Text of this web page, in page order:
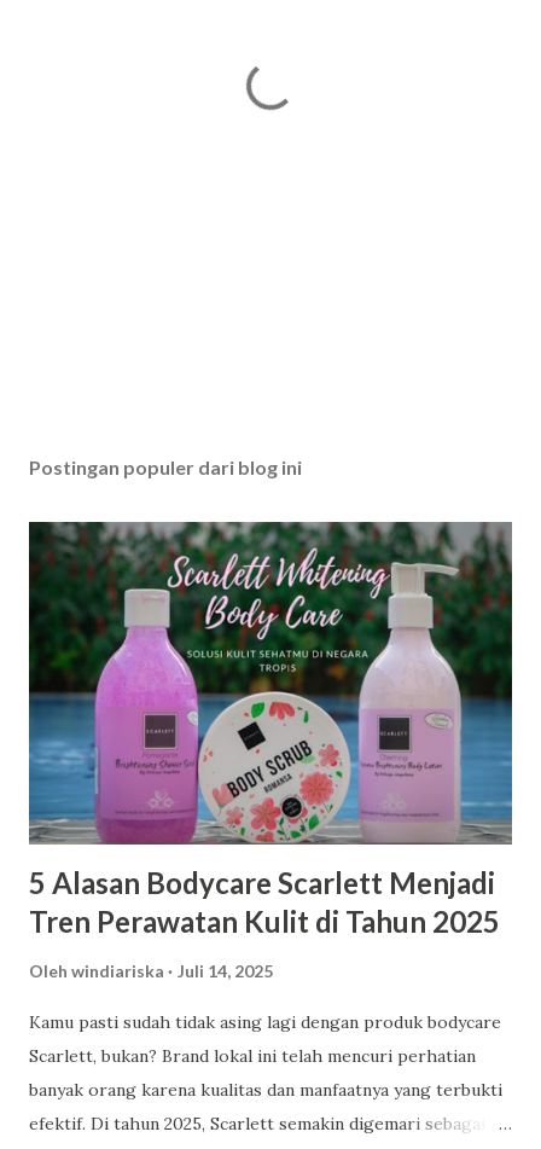
Postingan populer dari blog ini
5 Alasan Bodycare Scarlett Menjadi
Tren Perawatan Kulit di Tahun 2025
Oleh windiariska Juli 14, 2025
Kamu pasti sudah tidak asing lagi dengan produk bodycare
Scarlett, bukan? Brand lokal ini telah mencuri perhatian
banyak orang karena kualitas dan manfaatnya yang terbukti
efektif. Di tahun 2025, Scarlett semakin digemari sebagai